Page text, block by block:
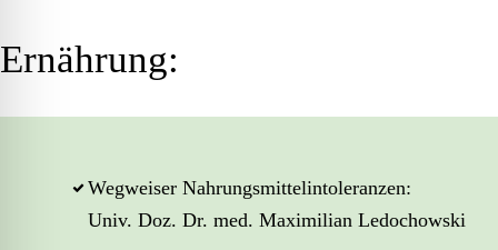
Ernährung:
Wegweiser Nahrungsmittelintoleranzen:
Univ. Doz. Dr. med. Maximilian Ledochowski